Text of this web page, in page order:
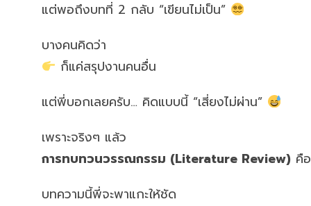
แต่พอถึงบทที่ 2 กลับ “เขียนไม่เป็น”
บางคนคิดว่า
ก็แค่สรุปงานคนอื่น
แต่พี่บอกเลยครับ… คิดแบบนี้ “เสี่ยงไม่ผ่าน”
เพราะจริงๆ แล้ว
การทบทวนวรรณกรรม (Literature Review) คื
บทความนี้พี่จะพาแกะให้ชัด